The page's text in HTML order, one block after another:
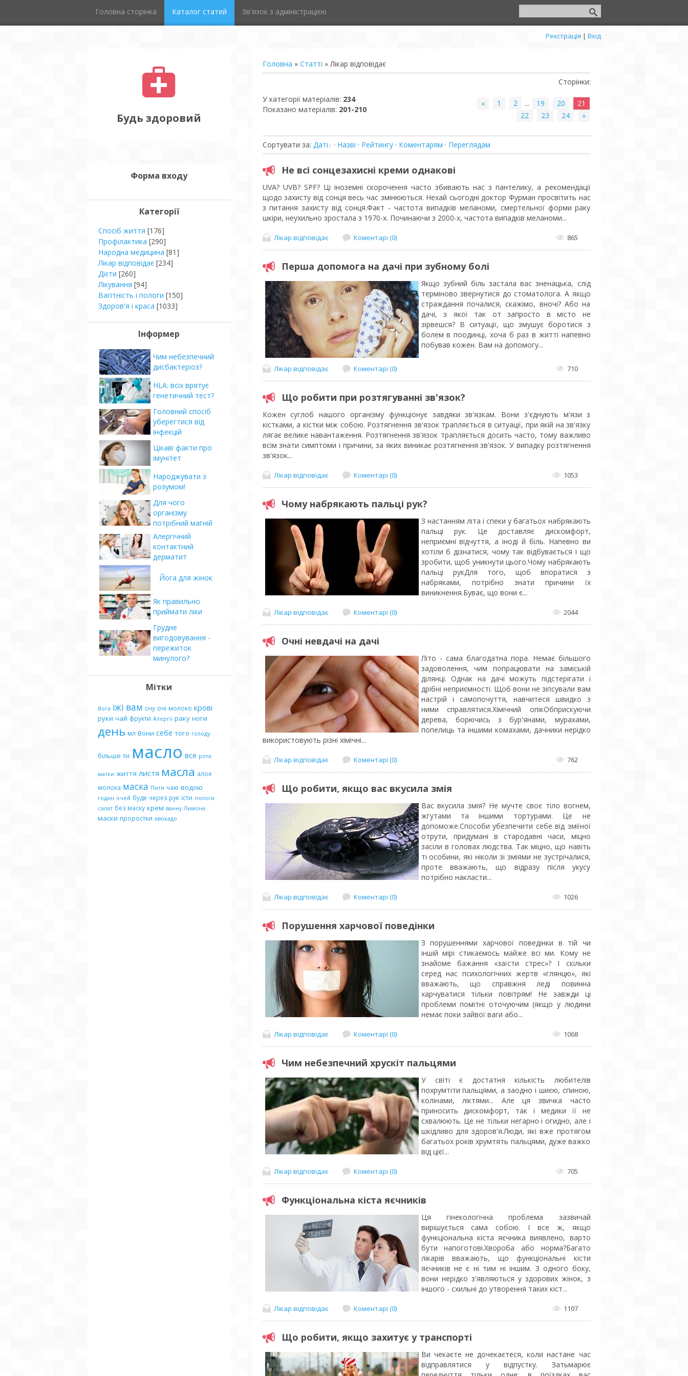
Головна сторінка Каталог статей Зв'язок з адміністрацією
Реєстрація | Вхід
Будь здоровий
Головна » Статті » Лікар відповідає
У категорії матеріалів: 234
Показано матеріалів: 201-210
Сторінки:
« 1 2 ... 19 20
21
22
23 24 »
Сортувати за: Даті · Назві · Рейтингу· Коментарям · Переглядам
Не всі сонцезахисні креми однакові
UVA? UVB? SPF? Ці іноземні скорочення часто збивають нас з пантелику, а рекомендації
щодо захисту від сонця весь час змінюються. Нехай сьогодні доктор Фурман просвітить нас
з питання захисту від сонця.Факт - частота випадків меланоми, смертельної форми раку
шкіри, неухильно зростала з 1970-х. Починаючи з 2000-х, частота випадків меланоми...
865
Лікар відповідає Коментарі (0)
Перша допомога на дачі при зубному болі
Якщо зубний біль застала вас зненацька, слід
терміново звернутися до стоматолога. А якщо
страждання почалися, скажімо, вночі? Або на
дачі, з якої так от запросто в місто не
зірвешся? В ситуації, що змушує боротися з
болем в поодинці, хоча б раз в житті напевно
побував кожен. Вам на допомогу...
710
Лікар відповідає Коментарі (0)
Що робити при розтягуванні зв'язок?
Кожен суглоб нашого організму функціонує завдяки зв'язкам. Вони з'єднують м'язи з
кістками, а кістки між собою. Розтягнення зв'язок трапляється в ситуації, при якій на зв'язку
лягає велике навантаження. Розтягнення зв'язок трапляється досить часто, тому важливо
всім знати симптоми і причини, за яких виникає розтягнення зв'язок. У випадку розтягнення
зв'язок...
1053
Лікар відповідає Коментарі (0)
Чому набрякають пальці рук?
З настанням літа і спеки у багатьох набрякають
пальці рук. Це доставляє дискомфорт,
неприємні відчуття, а іноді й біль. Напевно ви
хотіли б дізнатися, чому так відбувається і що
зробити, щоб уникнути цього.Чому набрякають
пальці рукДля того, щоб впоратися з
набряками, потрібно знати причини їх
виникнення.Буває, що вони є...
2044
Лікар відповідає Коментарі (0)
Очні невдачі на дачі
Літо - сама благодатна пора. Немає більшого
задоволення, чим попрацювати на заміській
ділянці. Однак на дачі можуть підстерігати і
дрібні неприємності. Щоб вони не зіпсували вам
настрій і самопочуття, навчитеся швидко з
ними справлятися.Хімічний опікОбприскуючи
дерева, борючись з бур'янами, мурахами,
попелиць та іншими комахами, дачники нерідко
використовують різні хімічні...
762
Лікар відповідає Коментарі (0)
Що робити, якщо вас вкусила змія
Вас вкусила змія? Не мучте своє тіло вогнем,
жгутами та іншими тортурами. Це не
допоможе.Способи убезпечити себе від зміїної
отрути, придумані в стародавні часи, міцно
засіли в головах людства. Так міцно, що навіть
ті особини, які ніколи зі зміями не зустрічалися,
проте вважають, що відразу після укусу
потрібно накласти...
1026
Лікар відповідає Коментарі (0)
Порушення харчової поведінки
З порушеннями харчової поведінки в тій чи
іншій мірі стикаємось майже всі ми. Кому не
знайоме бажання «заїсти стрес»? І скільки
серед нас психологічних жертв «глянцю», які
вважають, що справжня леді повинна
харчуватися тільки повітрям! Не завжди ці
проблеми помітні оточуючим (якщо у людини
немає поки зайвої ваги або...
1068
Лікар відповідає Коментарі (0)
Чим небезпечний хрускіт пальцями
У світі є достатня кількість любителів
похрумтіти пальцями, а заодно і шиєю, спиною,
колінами, ліктями... Але ця звичка часто
приносить дискомфорт, так і медики її не
схвалюють. Це не тільки негарно і огидно, але і
шкідливо для здоров'я.Люди, які вже протягом
багатьох років хрумтять пальцями, дуже важко
від цієї...
705
Лікар відповідає Коментарі (0)
Функціональна кіста яєчників
Ця гінекологічна проблема зазвичай
вирішується сама собою. І все ж, якщо
функціональна кіста яєчника виявлено, варто
бути напоготові.Хвороба або норма?Багато
лікарів вважають, що функціональні кісти
яєчників не є ні тим ні іншим. З одного боку,
вони нерідко з'являються у здорових жінок, з
іншого - схильні до утворення таких кіст...
1107
Лікар відповідає Коментарі (0)
Що робити, якщо захитує у транспорті
Ви чекаєте не дочекаєтеся, коли настане час
відправлятися у відпустку. Затьмарює
Форма входу
Категорії
Спосіб життя [176]
Профілактика [290]
Народна медицина [81]
Лікар відповідає [234]
Дієти [260]
Лікування [94]
Вагітність і пологи [150]
Здоров'я і краса [1033]
Інформер
Чим небезпечний
дисбактеріоз?
HLA: всіх врятує
генетичний тест?
Головний спосіб
уберегтися від
інфекцій
Цікаві факти про
імунітет
Народжувати з
розумом!
Для чого
організму
потрібний магній
Алергічний
контактний
дерматит
Йога для жінок
Як правильно
приймати ліки
Грудне
вигодовування -
пережиток
минулого?
Мітки
йога їжі вам сну очі молоко крові
руки чай фрукти Алергії раку ноги
день мл Вони себе того голоду
більше ти масло все рота
матки життя листя масла алое
молока маска Пити чаю водою
годин очей буде через рук їсти пологи
салат без маску крем ванну Лимона
маски проростки авокадо